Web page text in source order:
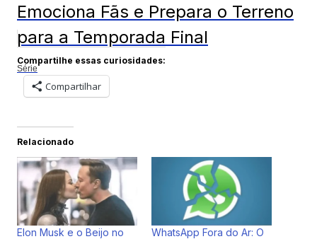
Emociona Fãs e Prepara o Terreno
para a Temporada Final
Série
Compartilhe essas curiosidades:
Compartilhar
Relacionado
Elon Musk e o Beijo no
WhatsApp Fora do Ar: O